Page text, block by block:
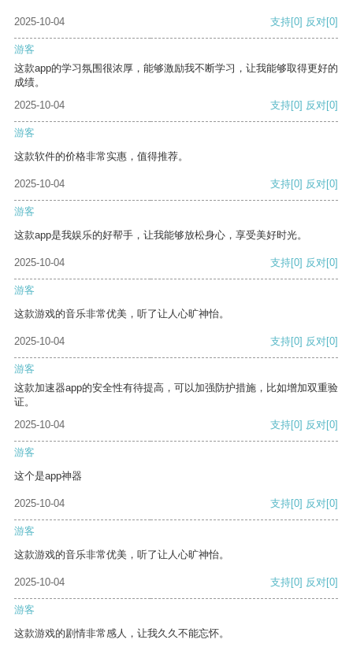
2025-10-04 支持[0] 反对[0]
游客
这款app的学习氛围很浓厚，能够激励我不断学习，让我能够取得更好的
成绩。
2025-10-04
支持[0] 反对[0]
游客
这款软件的价格非常实惠，值得推荐。
2025-10-04 支持[0] 反对[0]
游客
这款app是我娱乐的好帮手，让我能够放松身心，享受美好时光。
2025-10-04 支持[0] 反对[0]
游客
这款游戏的音乐非常优美，听了让人心旷神怡。
2025-10-04 支持[0] 反对[0]
游客
这款加速器app的安全性有待提高，可以加强防护措施，比如增加双重验
证。
2025-10-04
支持[0] 反对[0]
游客
这个是app神器
2025-10-04 支持[0] 反对[0]
游客
这款游戏的音乐非常优美，听了让人心旷神怡。
2025-10-04 支持[0] 反对[0]
游客
这款游戏的剧情非常感人，让我久久不能忘怀。